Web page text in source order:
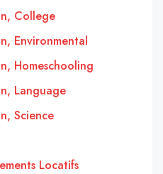
College
Environmental
Homeschooling
Language
Science
Locatifs